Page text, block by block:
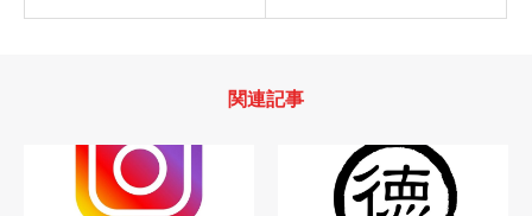
関連記事